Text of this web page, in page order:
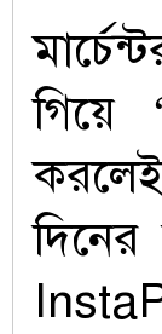
গিয়ে